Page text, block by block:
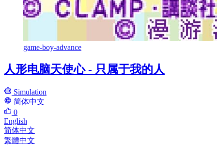
game-boy-advance
人形电脑天使心 - 只属于我的人
Simulation
简体中文
0
English
简体中文
繁體中文